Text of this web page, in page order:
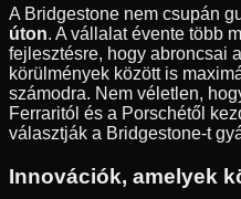
A Bridgestone nem csupán
úton. A vállalat évente több
fejlesztésre, hogy abroncsai
körülmények között is
számodra. Nem véletlen,
Ferraritól és a Porschétől
választják a Bridgestone-t
Innovációk, amelyek